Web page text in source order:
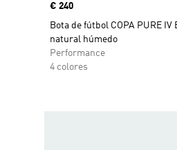
Precio
€ 240
Bota de fútbol COPA PURE IV
natural húmedo
Performance
4 colores